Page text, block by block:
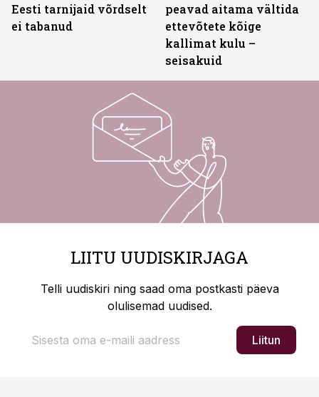
Eesti tarnijaid võrdselt
ei tabanud
peavad aitama vältida
ettevõtete kõige
kallimat kulu –
seisakuid
LIITU UUDISKIRJAGA
Telli uudiskiri ning saad oma postkasti päeva
olulisemad uudised.
Liitun